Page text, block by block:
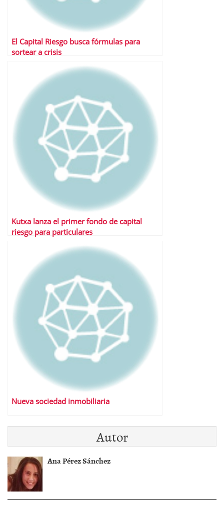
El Capital Riesgo busca fórmulas para
sortear a crisis
Kutxa lanza el primer fondo de capital
riesgo para particulares
Nueva sociedad inmobiliaria
Autor
Ana Pérez Sánchez